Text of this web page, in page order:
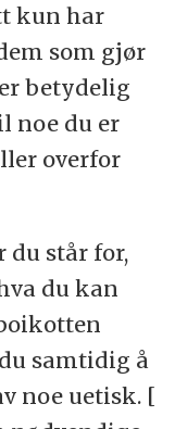
kun har
som gjør
betydelig
noe du er
overfor
du står for,
du kan
samtidig å
noe uetisk. [